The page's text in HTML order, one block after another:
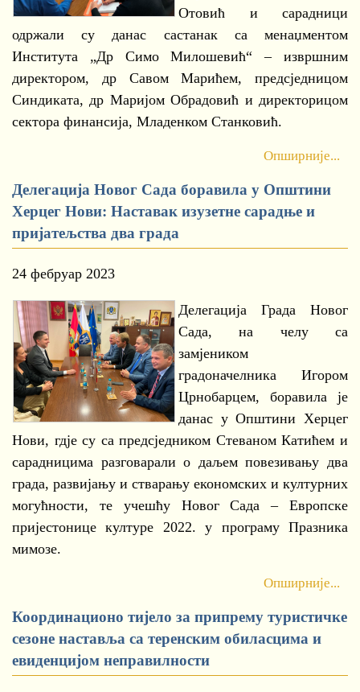
Отовић и сарадници
одржали су данас састанак са менаџментом
Института „Др Симо Милошевић“ – извршним
директором, др Савом Марићем, предсједницом
Синдиката, др Маријом Обрадовић и директорицом
сектора финансија, Младенком Станковић.
Опширније...
Делегација Новог Сада боравила у Општини
Херцег Нови: Наставак изузетне сарадње и
пријатељства два града
24 фебруар 2023
Делегација Града Новог
Сада, на челу са
замјеником
градоначелника Игором
Црнобарцем, боравила је
данас у Општини Херцег
Нови, гдје су са предсједником Стеваном Катићем и
сарадницима разговарали о даљем повезивању два
града, развијању и стварању економских и културних
могућности, те учешћу Новог Сада – Европске
пријестонице културе 2022. у програму Празника
мимозе.
Опширније...
Координационо тијело за припрему туристичке
сезоне наставља са теренским обиласцима и
евиденцијом неправилности